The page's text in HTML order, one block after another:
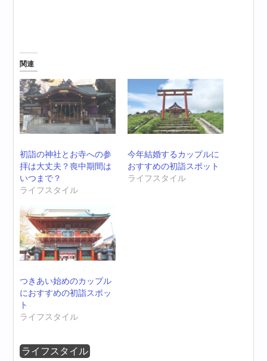
関連
初詣の神社とお寺への参
拝は大丈夫？喪中期間は
いつまで？
ライフスタイル
今年結婚するカップルに
おすすめの初詣スポット
ライフスタイル
つきあい始めのカップル
におすすめの初詣スポッ
ト
ライフスタイル
ライフスタイル